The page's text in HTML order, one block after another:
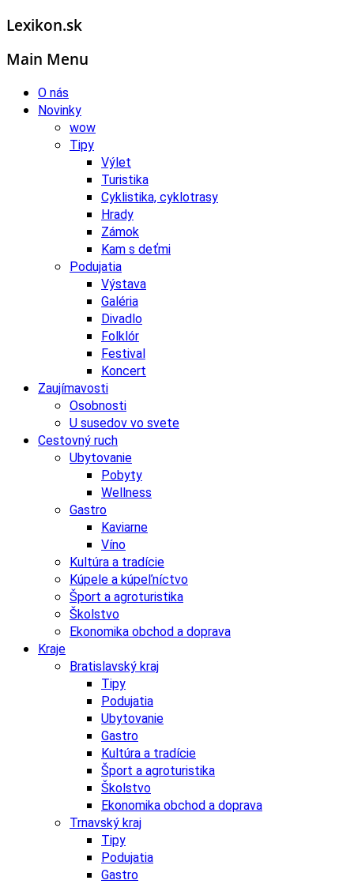
Lexikon.sk
Main Menu
O nás
Novinky
wow
Tipy
Výlet
Turistika
Cyklistika, cyklotrasy
Hrady
Zámok
Kam s deťmi
Podujatia
Výstava
Galéria
Divadlo
Folklór
Festival
Koncert
Zaujímavosti
Osobnosti
U susedov vo svete
Cestovný ruch
Ubytovanie
Pobyty
Wellness
Gastro
Kaviarne
Víno
Kultúra a tradície
Kúpele a kúpeľníctvo
Šport a agroturistika
Školstvo
Ekonomika obchod a doprava
Kraje
Bratislavský kraj
Tipy
Podujatia
Ubytovanie
Gastro
Kultúra a tradície
Šport a agroturistika
Školstvo
Ekonomika obchod a doprava
Trnavský kraj
Tipy
Podujatia
Gastro